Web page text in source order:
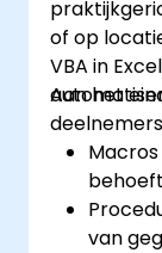
te
voor data-
benutten.
of op
VBA in
Aan het
van